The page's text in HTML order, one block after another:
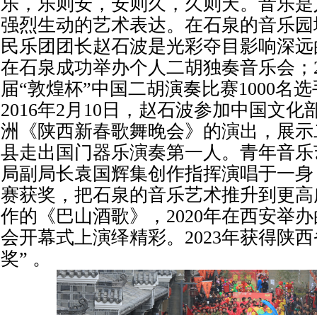
强烈生动的艺术表达。在石泉的音乐
民乐团团长赵石波是光彩夺目影响深
在石泉成功举办个人二胡独奏音乐会
届“敦煌杯”中国二胡演奏比赛1000名
2016年2月10日，赵石波参加中国文化
洲《陕西新春歌舞晚会》的演出，展
县走出国门器乐演奏第一人。青年音
局副局长袁国辉集创作指挥演唱于一
赛获奖，把石泉的音乐艺术推升到更
作的《巴山酒歌》，2020年在西安举
会开幕式上演绎精彩。2023年获得陕
奖” 。